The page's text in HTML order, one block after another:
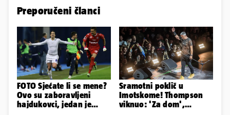
Preporučeni članci
FOTO Sjećate li se mene?
Ovo su zaboravljeni
hajdukovci, jedan je
Sramotni poklič u
Imotskome! Thompson
viknuo: 'Za dom',